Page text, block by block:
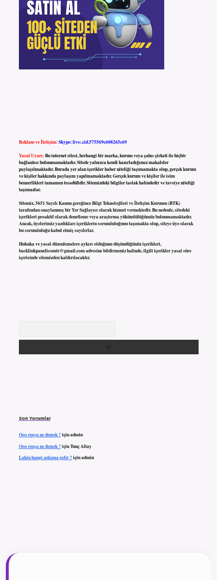
Reklam ve İletişim:Skype: live:.cid.575569c608265c69
Yasal Uyarı:Bu internet sitesi, herhangi bir marka, kurum veya şahıs şirketi ile hiçbir
bağlantısı bulunmamaktadır. Sitede yalnızca kendi hazırladığımız makaleler
paylaşılmaktadır. Burada yer alan içerikler haber niteliği taşımamakta olup, gerçek kurum
ve kişiler hakkında paylaşım yapılmamaktadır. Gerçek kurum ve kişiler ile isim
benzerlikleri tamamen tesadüfidir. Sitemizdeki bilgiler taslak halindedir ve tavsiye niteliği
taşımazlar.
Sitemiz, 5651 Sayılı Kanun gereğince Bilgi Teknolojileri ve İletişim Kurumu (BTK)
tarafından onaylanmış bir Yer Sağlayıcı olarak hizmet vermektedir. Bu nedenle, sitedeki
içerikleri proaktif olarak denetleme veya araştırma yükümlülüğümüz bulunmamaktadır.
Ancak, üyelerimiz yazdıkları içeriklerin sorumluluğunu taşımakta olup, siteye üye olarak
bu sorumluluğu kabul etmiş sayılırlar.
Hukuka ve yasal düzenlemelere aykırı olduğunu düşündüğünüz içerikleri,
backlinkpanelicomtr@gmail.comadresine bildirmeniz halinde, ilgili içerikler yasal süre
içerisinde sitemizden kaldırılacaktır.
Son Yorumlar
Ooo rusça ne demek ?içinadmin
Ooo rusça ne demek ?içinTunç Altay
Lakin hangi anlama gelir ?içinadmin